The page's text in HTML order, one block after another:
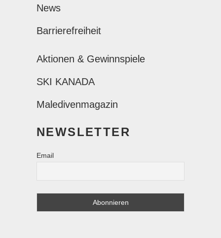
News
Barrierefreiheit
Aktionen & Gewinnspiele
SKI KANADA
Maledivenmagazin
NEWSLETTER
Email